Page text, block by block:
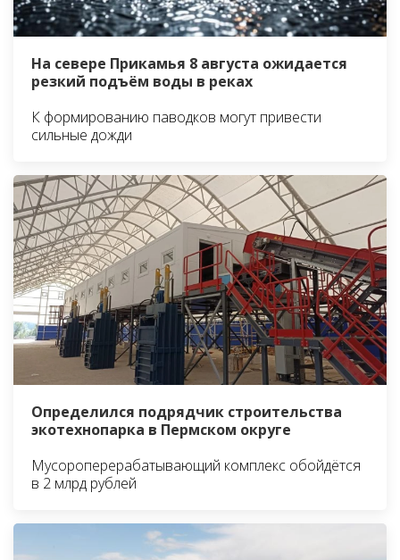
На севере Прикамья 8 августа ожидается
резкий подъём воды в реках
К формированию паводков могут привести
сильные дожди
Определился подрядчик строительства
экотехнопарка в Пермском округе
Мусороперерабатывающий комплекс обойдётся
в 2 млрд рублей